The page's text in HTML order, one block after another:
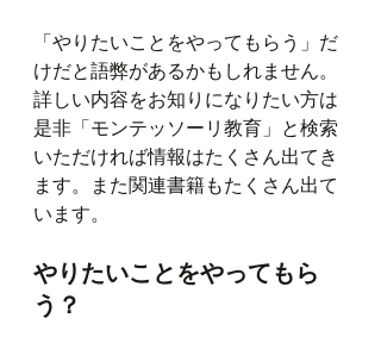
「やりたいことをやってもらう」だ
けだと語弊があるかもしれません。
詳しい内容をお知りになりたい方は
是非「モンテッソーリ教育」と検索
いただければ情報はたくさん出てき
ます。また関連書籍もたくさん出て
います。
やりたいことをやってもら
う？